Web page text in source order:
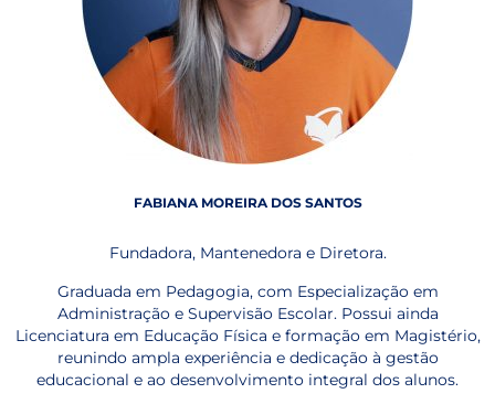
FABIANA MOREIRA DOS SANTOS
Fundadora, Mantenedora e Diretora.
Graduada em Pedagogia, com Especialização em
Administração e Supervisão Escolar. Possui ainda
Licenciatura em Educação Física e formação em Magistério,
reunindo ampla experiência e dedicação à gestão
educacional e ao desenvolvimento integral dos alunos.